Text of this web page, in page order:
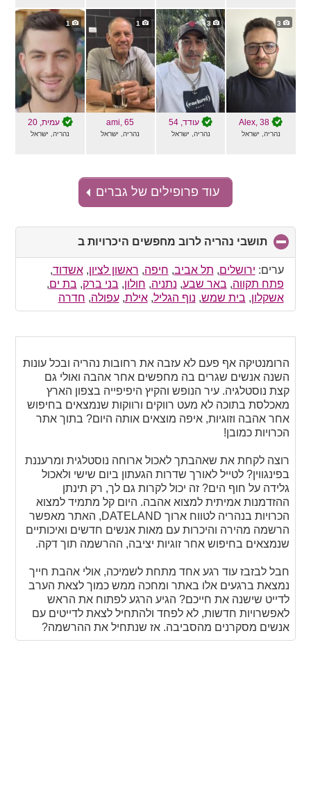
3
Alex, 38
נהריה, ישראל
3
עודד, 54
נהריה, ישראל
1
ami, 65
נהריה, ישראל
1
עמית, 20
נהריה, ישראל
עוד פרופילים של גברים
תושבי נהריה לרוב מחפשים היכרויות ב
to
collapse
contents
ערים: ירושלים, תל אביב, חיפה, ראשון לציון,אשדוד,
פתח תקווה, באר שבע, נתניה, חולון, בני ברק, בת ים,
אשקלון, בית שמש, נוף הגליל,אילת,עפולה, חדרה
הרומנטיקה אף פעם לא עזבה את רחובות נהריה ובכל עונות
השנה אנשים שגרים בה מחפשים אחר אהבה ואולי גם
קצת נוסטלגיה. עיר הנופש והקיץ היפיפייה בצפון הארץ
מאכלסת בתוכה לא מעט רווקים ורווקות שנמצאים בחיפוש
אחר אהבה וזוגיות, איפה מוצאים אותה היום? בתוך אתר
הכרויות כמובן!
רוצה לקחת את שאהבתך לאכול ארוחה נוסטלגית ומרעננת
בפינגווין? לטייל לאורך שדרות הגעתון ביום שישי ולאכול
גלידה על חוף הים? זה יכול לקרות גם לך, רק תינתן
ההזדמנות אמיתית למצוא אהבה. היום קל מתמיד למצוא
הכרויות בנהריה לטווח ארוך DATELAND, האתר מאפשר
הרשמה מהירה והיכרות עם מאות אנשים חדשים ואיכותיים
שנמצאים בחיפוש אחר זוגיות יציבה, ההרשמה תוך דקה.
חבל לבזבז עוד רגע אחד מתחת לשמיכה, אולי אהבת חייך
נמצאת ברגעים אלו באתר ומחכה ממש כמוך לצאת הערב
לדייט שישנה את חייכם? הגיע הרגע לפתוח את הראש
לאפשרויות חדשות, לא לפחד ולהתחיל לצאת לדייטים עם
אנשים מסקרנים מהסביבה. אז שנתחיל את ההרשמה?